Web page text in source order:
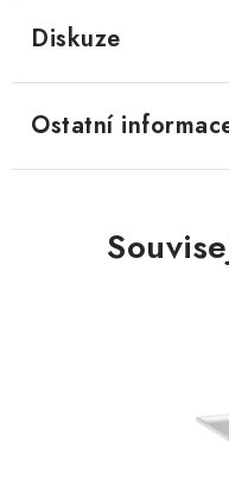
Diskuze
Ostatní